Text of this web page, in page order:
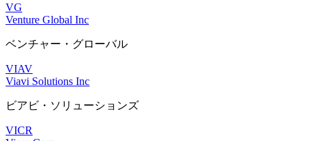
VG
Venture Global Inc
ベンチャー・グローバル
VIAV
Viavi Solutions Inc
ビアビ・ソリューションズ
VICR